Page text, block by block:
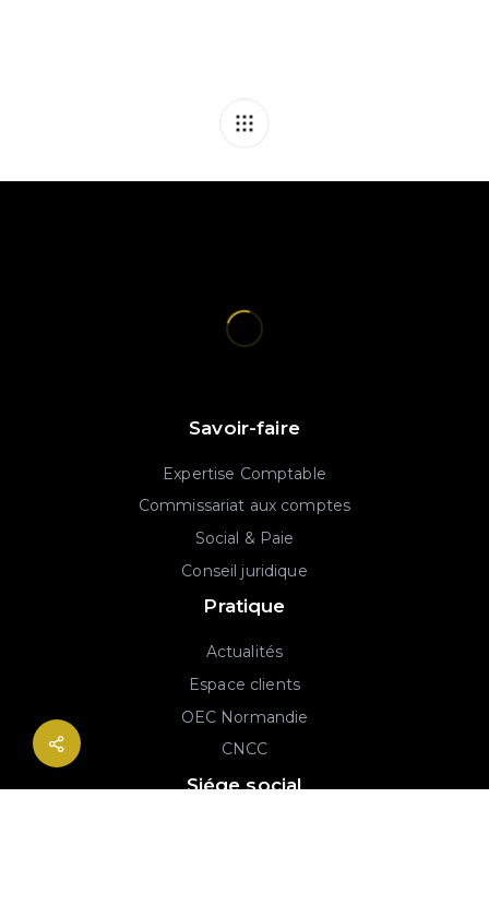
Savoir-faire
Expertise Comptable
Commissariat aux comptes
Social & Paie
Conseil juridique
Pratique
Actualités
Espace clients
OEC Normandie
CNCC
Siége social